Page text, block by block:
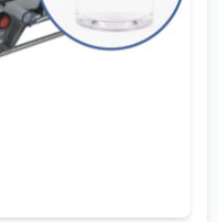
берутся
— это половина
но и контрафакта
электроники, но